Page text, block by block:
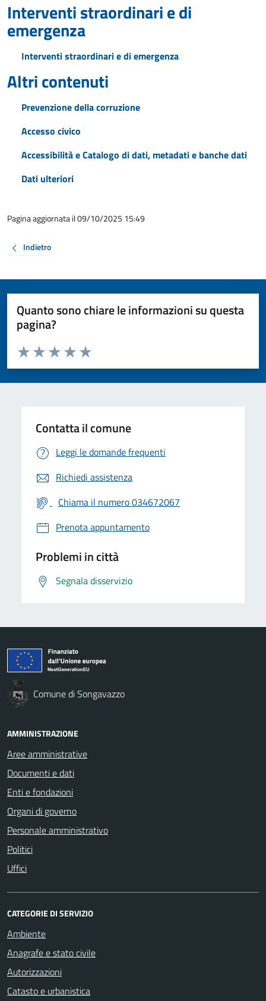
Interventi straordinari e di
emergenza
Interventi straordinari e di emergenza
Altri contenuti
Prevenzione della corruzione
Accesso civico
Accessibilità e Catalogo di dati, metadati e banche dati
Dati ulteriori
Pagina aggiornata il 09/10/2025 15:49
Indietro
Quanto sono chiare le informazioni su questa
pagina?
Valuta da 1 a 5 stelle la pagina
Valuta 5 stelle su 5
Valuta 4 stelle su 5
Valuta 3 stelle su 5
Valuta 2 stelle su 5
Valuta 1 stelle su 5
Contatta il comune
Leggi le domande frequenti
Richiedi assistenza
Chiama il numero 034672067
Prenota appuntamento
Problemi in città
Segnala disservizio
Comune di Songavazzo
AMMINISTRAZIONE
Aree amministrative
Documenti e dati
Enti e fondazioni
Organi di governo
Personale amministrativo
Politici
Uffici
CATEGORIE DI SERVIZIO
Ambiente
Anagrafe e stato civile
Autorizzazioni
Catasto e urbanistica